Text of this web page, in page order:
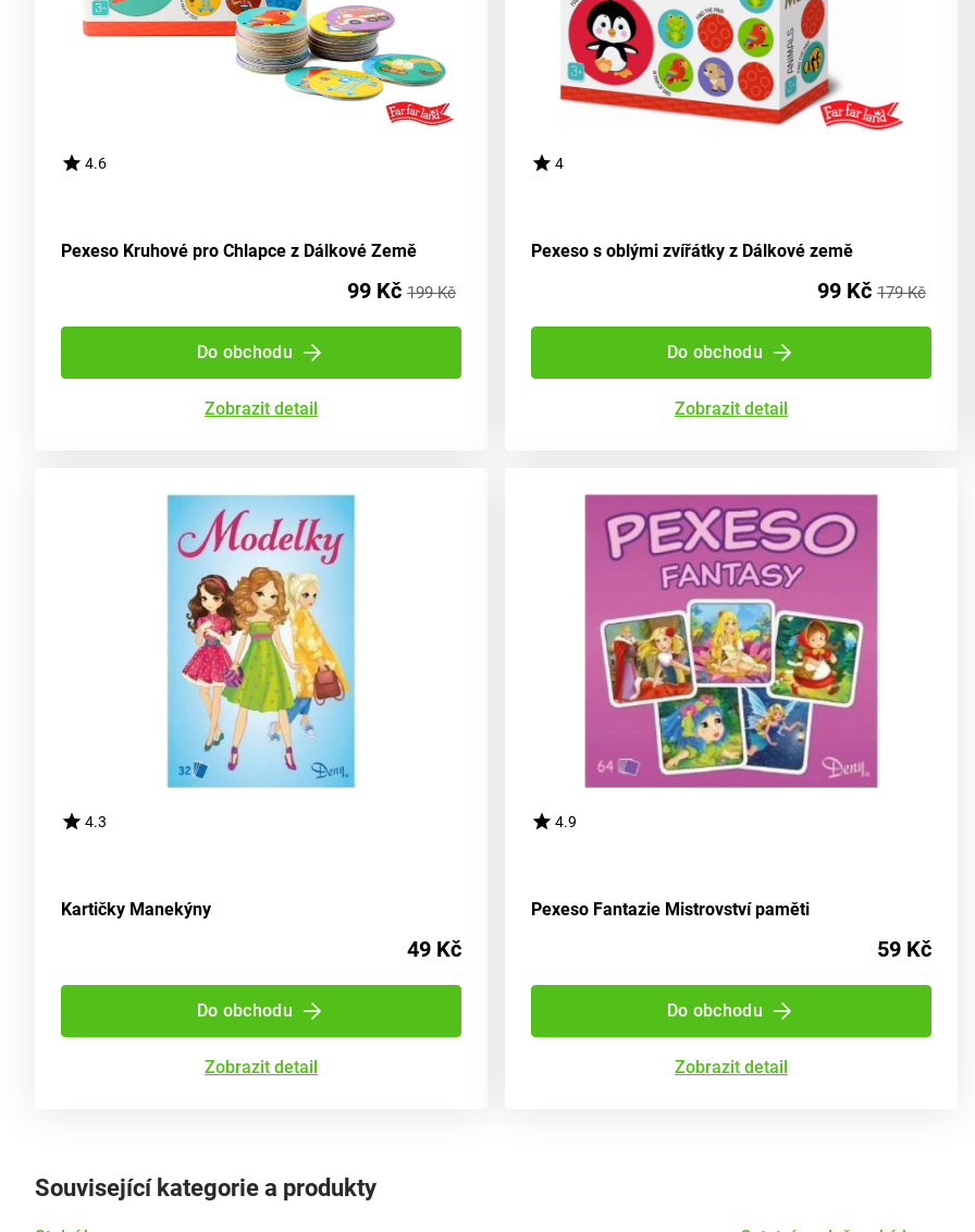
4.6
Pexeso Kruhové pro Chlapce z Dálkové Země
99 Kč 199 Kč
Do obchodu
Zobrazit detail
4
Pexeso s oblými zvířátky z Dálkové země
99 Kč 179 Kč
Do obchodu
Zobrazit detail
4.3
Kartičky Manekýny
49 Kč
Do obchodu
Zobrazit detail
4.9
Pexeso Fantazie Mistrovství paměti
59 Kč
Do obchodu
Zobrazit detail
Související kategorie a produkty